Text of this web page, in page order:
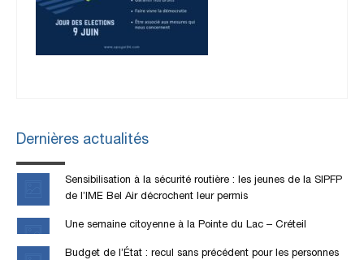
Dernières actualités
Sensibilisation à la sécurité routière : les jeunes de la SIPFP
de l’IME Bel Air décrochent leur permis
Une semaine citoyenne à la Pointe du Lac – Créteil
Budget de l’État : recul sans précédent pour les personnes